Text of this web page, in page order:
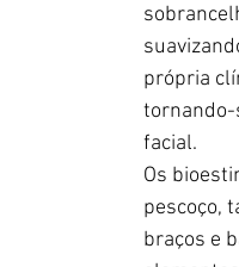
própria
tornando-
facial.
Os
pescoço,
braços e